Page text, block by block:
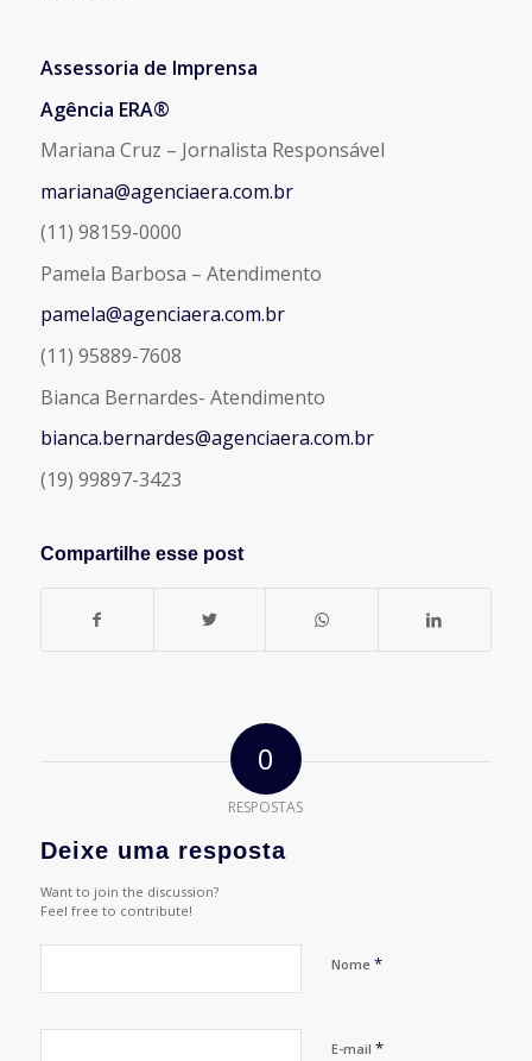
Assessoria de Imprensa
Agência ERA®
Mariana Cruz – Jornalista Responsável
mariana@agenciaera.com.br
(11) 98159-0000
Pamela Barbosa – Atendimento
pamela@agenciaera.com.br
(11) 95889-7608
Bianca Bernardes- Atendimento
bianca.bernardes@agenciaera.com.br
(19) 99897-3423
Compartilhe esse post
0
RESPOSTAS
Deixe uma resposta
Want to join the discussion?
Feel free to contribute!
Nome *
E-mail *